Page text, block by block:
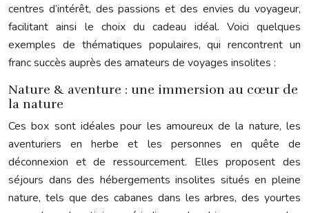
centres d’intérêt, des passions et des envies du voyageur,
facilitant ainsi le choix du cadeau idéal. Voici quelques
exemples de thématiques populaires, qui rencontrent un
franc succès auprès des amateurs de voyages insolites :
Nature & aventure : une immersion au cœur de
la nature
Ces box sont idéales pour les amoureux de la nature, les
aventuriers en herbe et les personnes en quête de
déconnexion et de ressourcement. Elles proposent des
séjours dans des hébergements insolites situés en pleine
nature, tels que des cabanes dans les arbres, des yourtes